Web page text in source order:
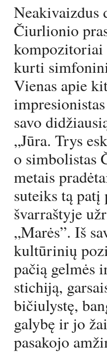
Neakivaizdus
Čiurlionio
kompozitoriai
kurti
Vienas apie
savo
„Jūra. Trys
o simbolistas
metais
suteiks tą patį
švarraštyje
„Marės”. Iš
kultūrinių
pačią gelmės
stichiją,
bičiulystę,
galybę ir jo
pasakojo